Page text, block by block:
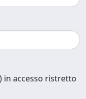
accesso ristretto